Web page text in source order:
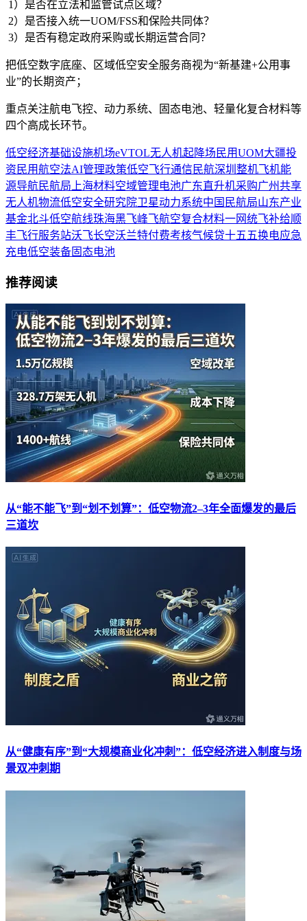
1）是否在立法和监管试点区域？
2）是否接入统一UOM/FSS和保险共同体？
3）是否有稳定政府采购或长期运营合同？
把低空数字底座、区域低空安全服务商视为“新基建+公用事
业”的长期资产；
重点关注航电飞控、动力系统、固态电池、轻量化复合材料等
四个高成长环节。
低空经济基础设施机场eVTOL无人机起降场 民用UOM大疆投
资 民用航空法AI管理政策低空飞行通信民航深圳 整机飞机能
源导航民航局 上海材料空域管理电池广东直升机采购广州共享
无人机物流低空安全研究院卫星动力系统中国民航局山东产业
基金北斗低空航线珠海黑飞峰飞航空复合材料一网统飞补给顺
丰飞行服务站沃飞长空沃兰特付费考核气候贷十五五换电应急
充电低空装备固态电池
推荐阅读
从“能不能飞”到“划不划算”：低空物流2–3年全面爆发的最后
三道坎
从“健康有序”到“大规模商业化冲刺”：低空经济进入制度与场
景双冲刺期